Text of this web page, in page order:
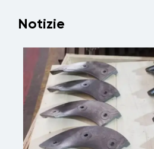
Notizie